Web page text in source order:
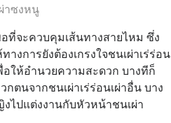
าซงหนู
ที่จะควบคุมเส้นทางสายไหม ซึ่ง
งการยังต้องเกรงใจชนเผ่าเร่ร่อน
ให้อำนวยความสะดวก บางทีก็
ตนจากชนเผ่าเร่ร่อนเผ่าอื่น บาง
ไปแต่งงานกับหัวหน้าชนเผ่า